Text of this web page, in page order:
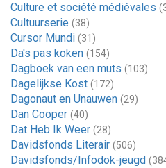
Culture et société médiévales
Cultuurserie (38)
Cursor Mundi (31)
Da's pas koken (154)
Dagboek van een muts (103)
Dagelijkse Kost (172)
Dagonaut en Unauwen (29)
Dan Cooper (40)
Dat Heb Ik Weer (28)
Davidsfonds Literair (506)
Davidsfonds/Infodok-jeugd